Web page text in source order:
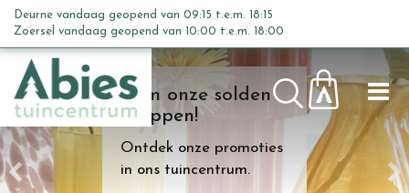
n
c
o
n
Kom onze solden
shoppen!
Ontdek onze promoties
in ons tuincentrum.
Deurne vandaag geopend van 09:15 t.e.m. 18:15
Zoersel vandaag geopend van 10:00 t.e.m. 18:00